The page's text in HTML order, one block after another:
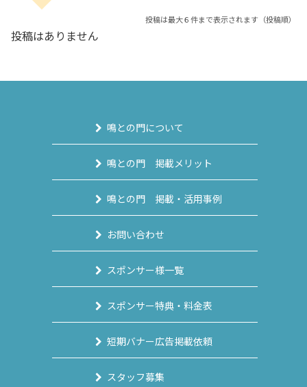
投稿は最大６件まで表示されます（投稿順）
投稿はありません
鳴との門について
鳴との門 掲載メリット
鳴との門 掲載・活用事例
お問い合わせ
スポンサー様一覧
スポンサー特典・料金表
短期バナー広告掲載依頼
スタッフ募集